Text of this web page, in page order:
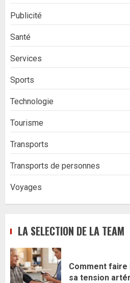
Publicité
Santé
Services
Sports
Technologie
Tourisme
Transports
Transports de personnes
Voyages
LA SELECTION DE LA TEAM
Comment
sa tension